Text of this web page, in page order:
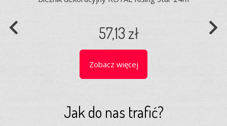
57,13 zł
Zobacz więcej
navigate_before navigate_next
Jak do nas trafić?